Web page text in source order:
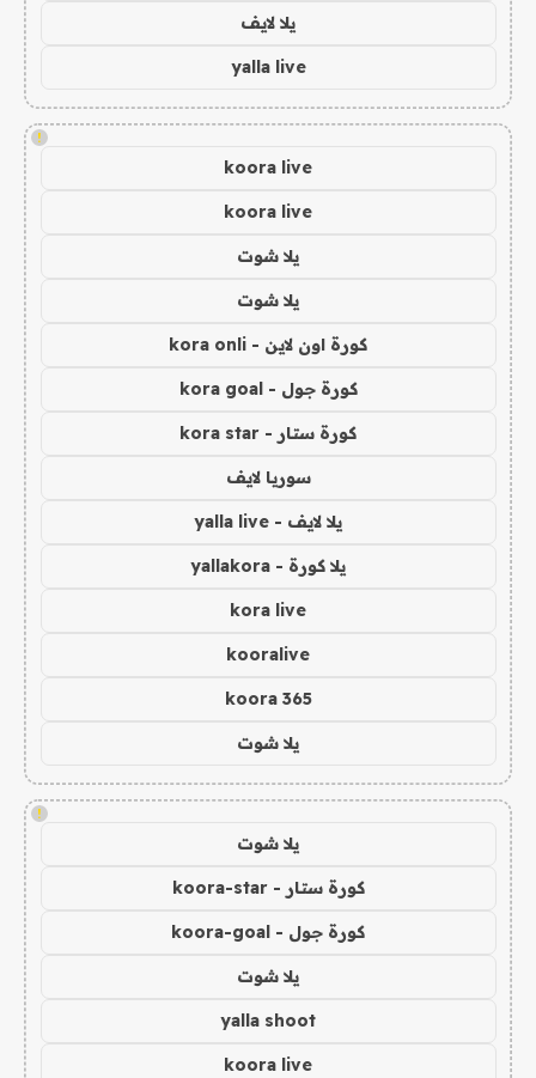
يلا لايف
yalla live
!
koora live
koora live
يلا شوت
يلا شوت
كورة اون لاين - kora onli
كورة جول - kora goal
كورة ستار - kora star
سوريا لايف
يلا لايف - yalla live
يلا كورة - yallakora
kora live
kooralive
koora 365
يلا شوت
!
يلا شوت
كورة ستار - koora-star
كورة جول - koora-goal
يلا شوت
yalla shoot
koora live